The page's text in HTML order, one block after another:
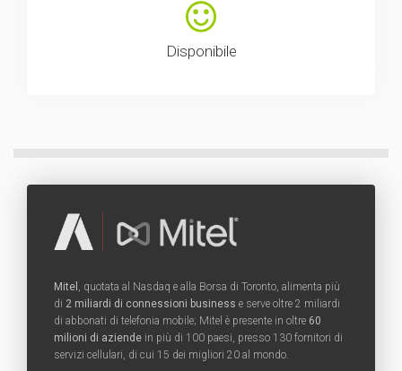
Disponibile
Mitel , quotata al Nasdaq e alla Borsa di Toronto, alimenta più
di 2 miliardi di connessioni business e serve oltre 2 miliardi
di abbonati di telefonia mobile; Mitel è presente in oltre 60
milioni di aziende in più di 100 paesi, presso 130 fornitori di
servizi cellulari, di cui 15 dei migliori 20 al mondo.